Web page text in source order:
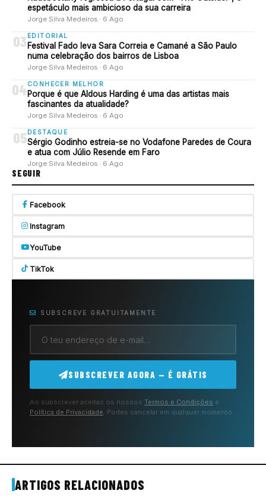
espetáculo mais ambicioso da sua carreira
Jorge Silva Medeiros · 6 Ago
03 EDITORIAL
Festival Fado leva Sara Correia e Camané a São Paulo
numa celebração dos bairros de Lisboa
Jorge Silva Medeiros · 6 Ago
04CONHECER MELHOR
Porque é que Aldous Harding é uma das artistas mais
fascinantes da atualidade?
Jorge Silva Medeiros · 6 Ago
05 DESTAQUE
Sérgio Godinho estreia-se no Vodafone Paredes de Coura
e atua com Júlio Resende em Faro
Jorge Silva Medeiros · 6 Ago
SEGUIR
Facebook
Instagram
YouTube
TikTok
SUBSCREVE GRATUITAMENTE
SUBSCREVER AGORA — É GRÁTIS
Ao subscrever aceitas os nossos Termos e Condições e
Política de Privacidade. Podes cancelar em qualquer momento.
ARTIGOS RELACIONADOS